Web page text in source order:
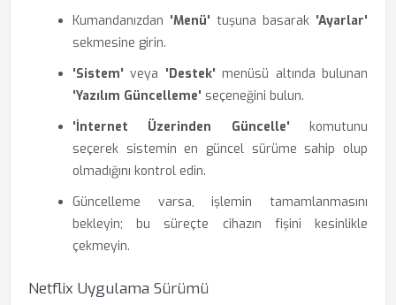
Kumandanızdan 'Menü' tuşuna basarak 'Ayarlar'
sekmesine girin.
'Sistem' veya 'Destek' menüsü altında bulunan
'Yazılım Güncelleme' seçeneğini bulun.
'İnternet Üzerinden Güncelle' komutunu
seçerek sistemin en güncel sürüme sahip olup
olmadığını kontrol edin.
Güncelleme varsa, işlemin tamamlanmasını
bekleyin; bu süreçte cihazın fişini kesinlikle
çekmeyin.
Netflix Uygulama Sürümü